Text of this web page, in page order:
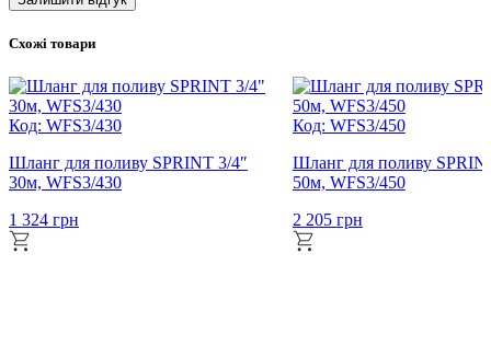
Схожі товари
Код: WFS3/430
Шланг для поливу SPRINT 3/4″
30м, WFS3/430
1 324 грн
Код: WFS3/450
Шланг для поливу
50м, WFS3/450
2 205 грн